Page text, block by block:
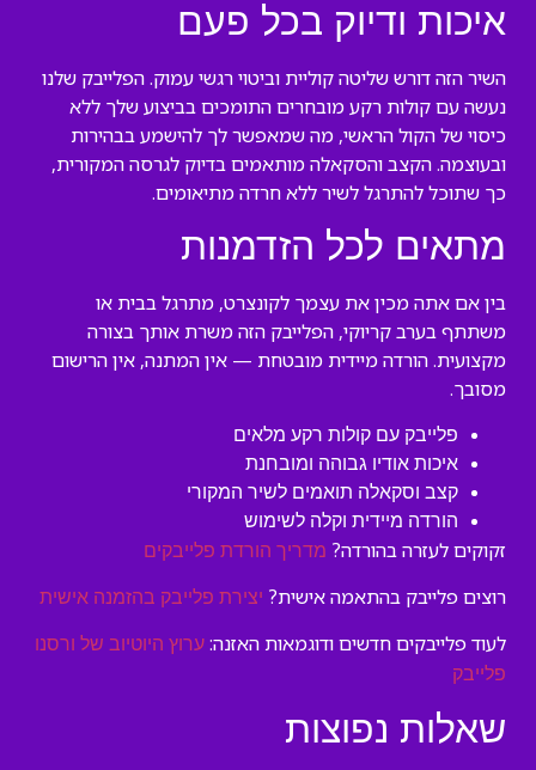
איכות ודיוק בכל פעם
השיר הזה דורש שליטה קוליית וביטוי רגשי עמוק. הפלייבק שלנו
נעשה עם קולות רקע מובחרים התומכים בביצוע שלך ללא
כיסוי של הקול הראשי, מה שמאפשר לך להישמע בבהירות
ובעוצמה. הקצב והסקאלה מותאמים בדיוק לגרסה המקורית,
כך שתוכל להתרגל לשיר ללא חרדה מתיאומים.
מתאים לכל הזדמנות
בין אם אתה מכין את עצמך לקונצרט, מתרגל בבית או
משתתף בערב קריוקי, הפלייבק הזה משרת אותך בצורה
מקצועית. הורדה מיידית מובטחת — אין המתנה, אין הרישום
מסובך.
פלייבק עם קולות רקע מלאים
איכות אודיו גבוהה ומובחנת
קצב וסקאלה תואמים לשיר המקורי
הורדה מיידית וקלה לשימוש
זקוקים לעזרה בהורדה? מדריך הורדת פלייבקים
רוצים פלייבק בהתאמה אישית? יצירת פלייבק בהזמנה אישית
לעוד פלייבקים חדשים ודוגמאות האזנה: ערוץ היוטיוב של ורסנו
פלייבק
שאלות נפוצות